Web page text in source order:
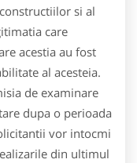
si al
care
acestia au fost
al acesteia.
de examinare
dupa o perioada
vor intocmi
din ultimul